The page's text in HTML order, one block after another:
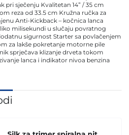
pri sječenju Kvalitetan 14” / 35 cm
reza od 33.5 cm Kružna ručka za
Anti-Kickback – kočnica lanca
milisekundi u slučaju povratnog
sigurnost Starter sa povlačenjem
za lakše pokretanje motorne pile
sprječava klizanje drveta tokom
lanca i indikator nivoa benzina